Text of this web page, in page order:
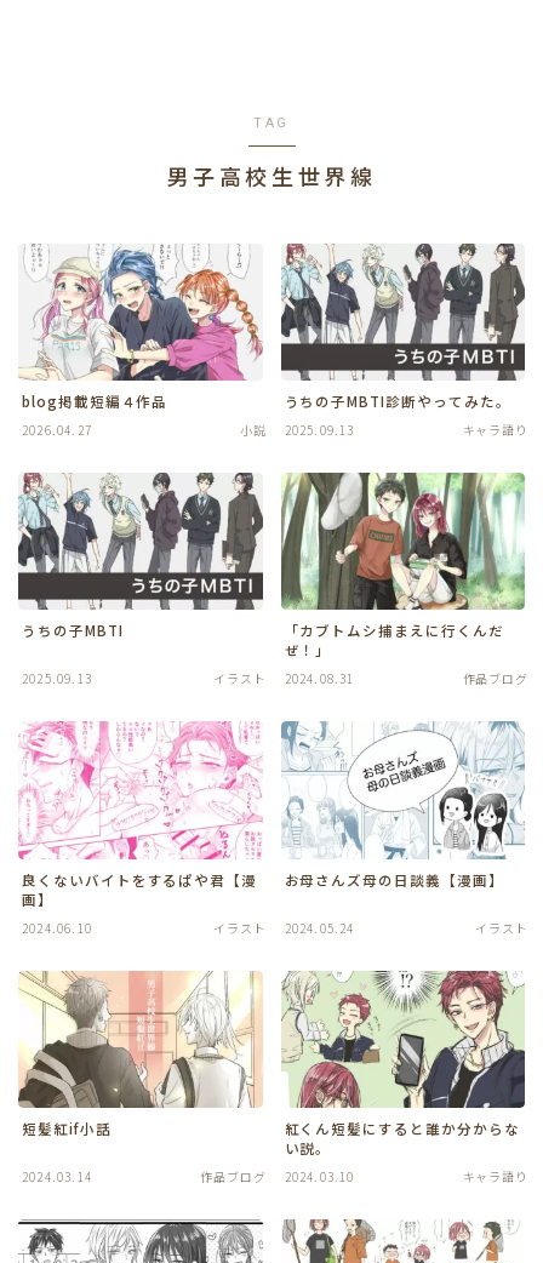
TAG
男子高校生世界線
blog掲載短編４作品
2026.04.27 小説
うちの子MBTI診断やってみた。
2025.09.13 キャラ語り
うちの子MBTI
2025.09.13 イラスト
「カブトムシ捕まえに行くんだ
ぜ！」
2024.08.31 作品ブログ
良くないバイトをするぱや君【漫
画】
2024.06.10 イラスト
お母さんズ母の日談義【漫画】
2024.05.24 イラスト
短髪紅if小話
2024.03.14 作品ブログ
紅くん短髪にすると誰か分からな
い説。
2024.03.10 キャラ語り